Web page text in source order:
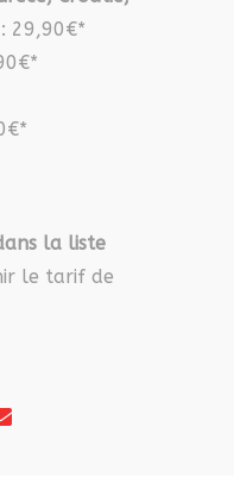
: 29,90€*
la liste
le tarif de